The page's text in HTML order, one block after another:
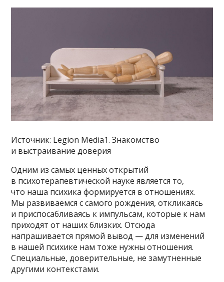
Источник: Legion Media1. Знакомство
и выстраивание доверия
Одним из самых ценных открытий
в психотерапевтической науке является то,
что наша психика формируется в отношениях.
Мы развиваемся с самого рождения, откликаясь
и приспосабливаясь к импульсам, которые к нам
приходят от наших близких. Отсюда
напрашивается прямой вывод — для изменений
в нашей психике нам тоже нужны отношения.
Специальные, доверительные, не замутненные
другими контекстами.